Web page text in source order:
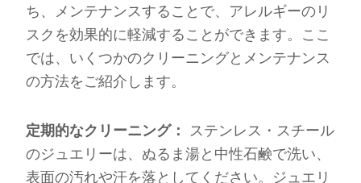
ち、メンテナンスすることで、アレルギーのリ
スクを効果的に軽減することができます。ここ
では、いくつかのクリーニングとメンテナンス
の方法をご紹介します。
定期的なクリーニング： ステンレス・スチール
のジュエリーは、ぬるま湯と中性石鹸で洗い、
表面の汚れや汗を落としてください。ジュエリ